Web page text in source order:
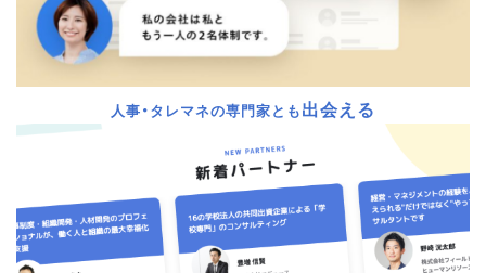
人事・タレマネの専門家とも出会える